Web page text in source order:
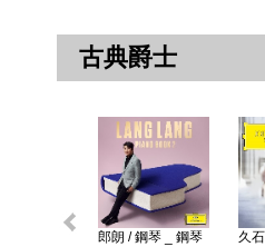
古典爵士
郎朗 / 鋼琴 _ 鋼琴
久